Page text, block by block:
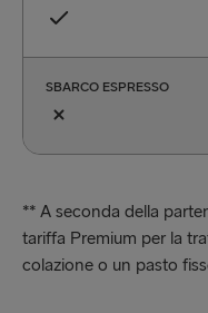
SBARCO ESPRESSO
** A seconda della
tariffa Premium per la
colazione o un pasto